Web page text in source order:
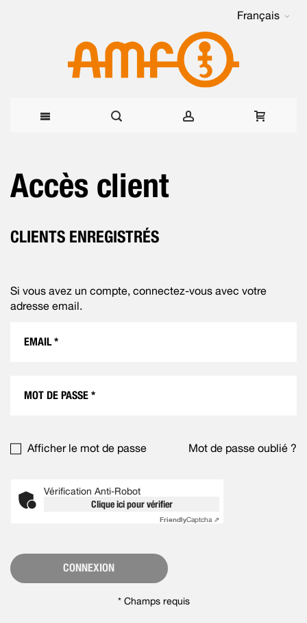
Français
au
contenu
Accès client
CLIENTS ENREGISTRÉS
Si vous avez un compte, connectez-vous avec votre
adresse email.
Afficher le mot de passe Mot de passe oublié ?
Vérification Anti-Robot
Clique ici pour vérifier
FriendlyCaptcha ⇗
CONNEXION